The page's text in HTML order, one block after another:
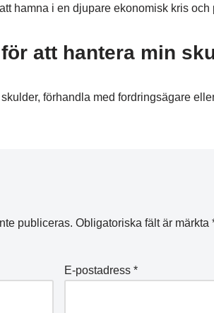
hamna i en djupare ekonomisk kris
att hantera min
förhandla med fordringsägare
publiceras. Obligatoriska fält är märkta
E-postadress *